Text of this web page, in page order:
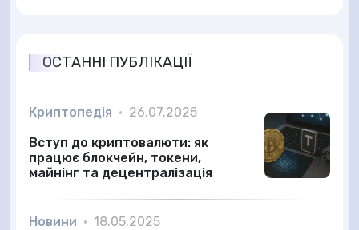
ОСТАННІ ПУБЛІКАЦІЇ
Криптопедія • 26.07.2025
Вступ до криптовалюти: як
працює блокчейн, токени,
майнінг та децентралізація
Новини • 18.05.2025